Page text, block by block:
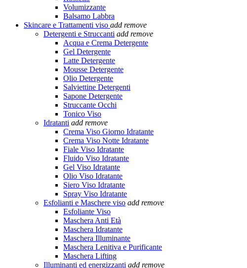
Volumizzante
Balsamo Labbra
Skincare e Trattamenti viso add remove
Detergenti e Struccanti add remove
Acqua e Crema Detergente
Gel Detergente
Latte Detergente
Mousse Detergente
Olio Detergente
Salviettine Detergenti
Sapone Detergente
Struccante Occhi
Tonico Viso
Idratanti add remove
Crema Viso Giorno Idratante
Crema Viso Notte Idratante
Fiale Viso Idratante
Fluido Viso Idratante
Gel Viso Idratante
Olio Viso Idratante
Siero Viso Idratante
Spray Viso Idratante
Esfolianti e Maschere viso add remove
Esfoliante Viso
Maschera Anti Età
Maschera Idratante
Maschera Illuminante
Maschera Lenitiva e Purificante
Maschera Lifting
Illuminanti ed energizzanti add remove